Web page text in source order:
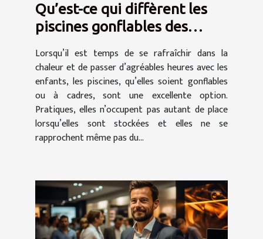
Qu’est-ce qui diffèrent les
piscines gonflables des
Lorsqu’il est temps de se rafraîchir dans la
chaleur et de passer d’agréables heures avec les
enfants, les piscines, qu’elles soient gonflables
ou à cadres, sont une excellente option.
Pratiques, elles n’occupent pas autant de place
lorsqu’elles sont stockées et elles ne se
rapprochent même pas du...